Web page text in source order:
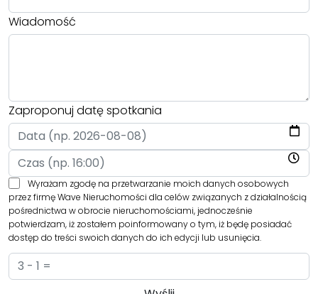
Wiadomość
Zaproponuj datę spotkania
Wyrażam zgodę na przetwarzanie moich danych osobowych
przez firmę Wave Nieruchomości dla celów związanych z działalnością
pośrednictwa w obrocie nieruchomościami, jednocześnie
potwierdzam, iż zostałem poinformowany o tym, iż będę posiadać
dostęp do treści swoich danych do ich edycji lub usunięcia.